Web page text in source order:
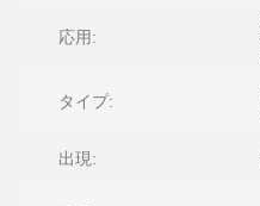
応用:
タイプ:
出現: